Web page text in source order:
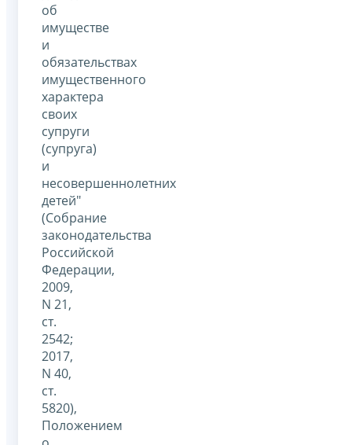
об
имуществе
и
обязательствах
имущественного
характера
своих
супруги
(супруга)
и
несовершеннолетних
детей"
(Собрание
законодательства
Российской
Федерации,
2009,
N 21,
ст.
2542;
2017,
N 40,
ст.
5820),
Положением